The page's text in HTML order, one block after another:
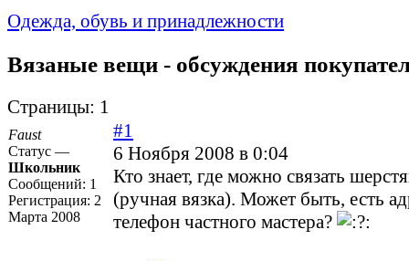
Одежда, обувь и принадлежности
Вязаные вещи - обсуждения
Страницы: 1
Faust
Статус —
Школьник
Сообщений: 1
Регистрация: 2
Марта 2008
#1
6 Ноября 2008 в 0:04
Кто знает, где можно связать
(ручная вязка). Может быть, есть
телефон частного мастера?